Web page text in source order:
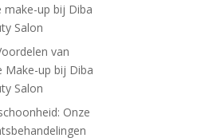
make-up bij Diba
Salon
van
Make-up bij Diba
Salon
Onze